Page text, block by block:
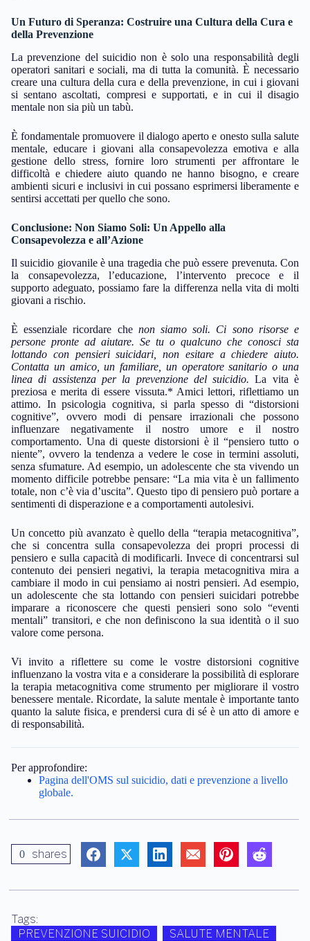
Un Futuro di Speranza: Costruire una Cultura della Cura e
della Prevenzione
La prevenzione del suicidio non è solo una responsabilità degli
operatori sanitari e sociali, ma di tutta la comunità. È necessario
creare una cultura della cura e della prevenzione, in cui i giovani
si sentano ascoltati, compresi e supportati, e in cui il disagio
mentale non sia più un tabù.
È fondamentale promuovere il dialogo aperto e onesto sulla salute
mentale, educare i giovani alla consapevolezza emotiva e alla
gestione dello stress, fornire loro strumenti per affrontare le
difficoltà e chiedere aiuto quando ne hanno bisogno, e creare
ambienti sicuri e inclusivi in cui possano esprimersi liberamente e
sentirsi accettati per quello che sono.
Conclusione: Non Siamo Soli: Un Appello alla
Consapevolezza e all’Azione
Il suicidio giovanile è una tragedia che può essere prevenuta. Con
la consapevolezza, l’educazione, l’intervento precoce e il
supporto adeguato, possiamo fare la differenza nella vita di molti
giovani a rischio.
È essenziale ricordare che non siamo soli. Ci sono risorse e
persone pronte ad aiutare. Se tu o qualcuno che conosci sta
lottando con pensieri suicidari, non esitare a chiedere aiuto.
Contatta un amico, un familiare, un operatore sanitario o una
linea di assistenza per la prevenzione del suicidio.La vita è
preziosa e merita di essere vissuta.* Amici lettori, riflettiamo un
attimo. In psicologia cognitiva, si parla spesso di “distorsioni
cognitive”, ovvero modi di pensare irrazionali che possono
influenzare negativamente il nostro umore e il nostro
comportamento. Una di queste distorsioni è il “pensiero tutto o
niente”, ovvero la tendenza a vedere le cose in termini assoluti,
senza sfumature. Ad esempio, un adolescente che sta vivendo un
momento difficile potrebbe pensare: “La mia vita è un fallimento
totale, non c’è via d’uscita”. Questo tipo di pensiero può portare a
sentimenti di disperazione e a comportamenti autolesivi.
Un concetto più avanzato è quello della “terapia metacognitiva”,
che si concentra sulla consapevolezza dei propri processi di
pensiero e sulla capacità di modificarli. Invece di concentrarsi sul
contenuto dei pensieri negativi, la terapia metacognitiva mira a
cambiare il modo in cui pensiamo ai nostri pensieri. Ad esempio,
un adolescente che sta lottando con pensieri suicidari potrebbe
imparare a riconoscere che questi pensieri sono solo “eventi
mentali” transitori, e che non definiscono la sua identità o il suo
valore come persona.
Vi invito a riflettere su come le vostre distorsioni cognitive
influenzano la vostra vita e a considerare la possibilità di esplorare
la terapia metacognitiva come strumento per migliorare il vostro
benessere mentale. Ricordate, la salute mentale è importante tanto
quanto la salute fisica, e prendersi cura di sé è un atto di amore e
di responsabilità.
Per approfondire:
Pagina dell'OMS sul suicidio, dati e prevenzione a livello
globale.
0 shares
Tags:
PREVENZIONE SUICIDIO
SALUTE MENTALE